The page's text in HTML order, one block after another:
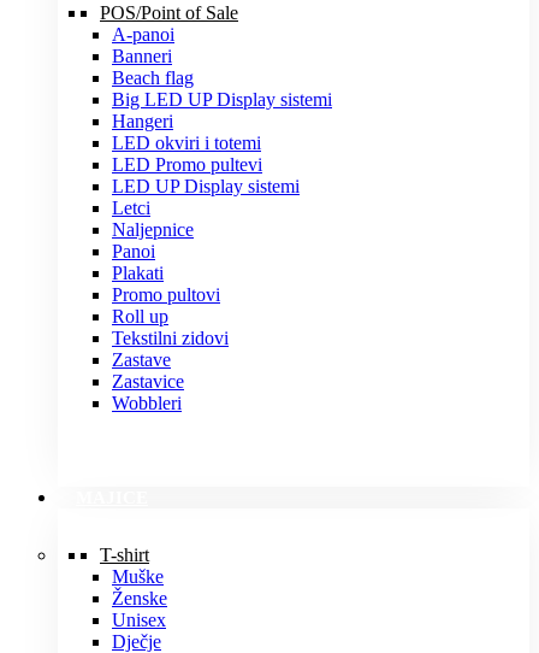
POS/Point of Sale
A-panoi
Banneri
Beach flag
Big LED UP Display sistemi
Hangeri
LED okviri i totemi
LED Promo pultevi
LED UP Display sistemi
Letci
Naljepnice
Panoi
Plakati
Promo pultovi
Roll up
Tekstilni zidovi
Zastave
Zastavice
Wobbleri
T-shirt
Muške
Ženske
Unisex
Dječje